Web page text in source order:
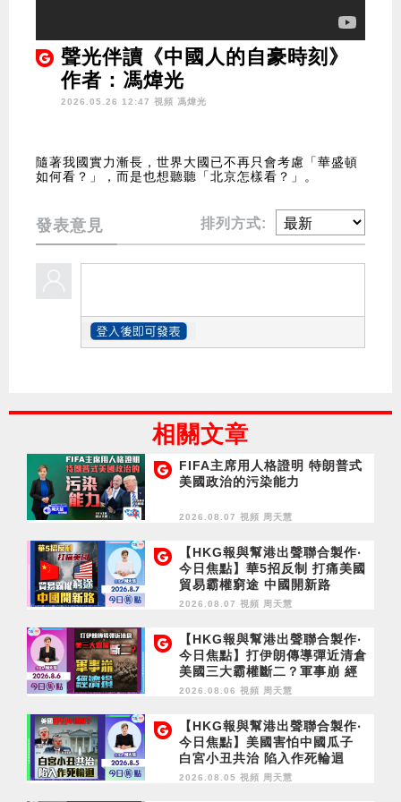
聲光伴讀《中國人的自豪時刻》
作者：馮煒光
2026.05.26 12:47 視頻 馮煒光
隨著我國實力漸長，世界大國已不再只會考慮「華盛頓
如何看？」，而是也想聽聽「北京怎樣看？」。
發表意見 排列方式:
相關文章
FIFA主席用人格證明 特朗普式
美國政治的污染能力
2026.08.07 視頻 周天慧
【HKG報與幫港出聲聯合製作‧
今日焦點】華5招反制 打痛美國
貿易霸權窮途 中國開新路
2026.08.07 視頻 周天慧
【HKG報與幫港出聲聯合製作‧
今日焦點】打伊朗傳導彈近清倉
美國三大霸權斷二？軍事崩 經
濟損
2026.08.06 視頻 周天慧
【HKG報與幫港出聲聯合製作‧
今日焦點】美國害怕中國瓜子
白宮小丑共治 陷入作死輪迴
2026.08.05 視頻 周天慧